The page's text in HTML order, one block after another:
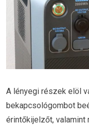
A lényegi részek elöl
bekapcsológombot
érintőkijelzőt,